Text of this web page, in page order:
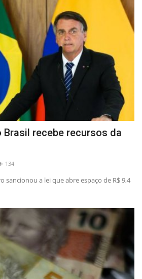
Brasil recebe recursos da
134
sancionou a lei que abre espaço de R$ 9,4